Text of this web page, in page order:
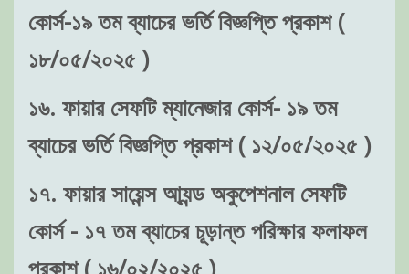
কোর্স-১৯ তম ব্যাচের ভর্তি বিজ্ঞপ্তি প্রকাশ (
১৮/০৫/২০২৫ )
১৬. ফায়ার সেফটি ম্যানেজার কোর্স- ১৯ তম
ব্যাচের ভর্তি বিজ্ঞপ্তি প্রকাশ ( ১২/০৫/২০২৫ )
১৭. ফায়ার সায়েন্স আ্যন্ড অকুপেশনাল সেফটি
কোর্স - ১৭ তম ব্যাচের চূড়ান্ত পরিক্ষার ফলাফল
প্রকাশ ( ১৬/০২/২০২৫ )